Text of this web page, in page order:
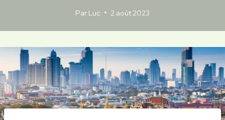
Par Luc 2 août 2023